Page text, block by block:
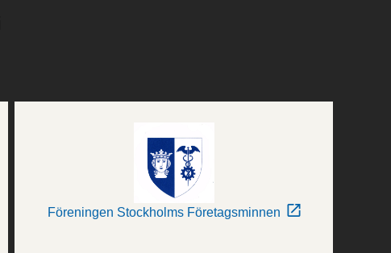
Föreningen Stockholms Företagsminnen